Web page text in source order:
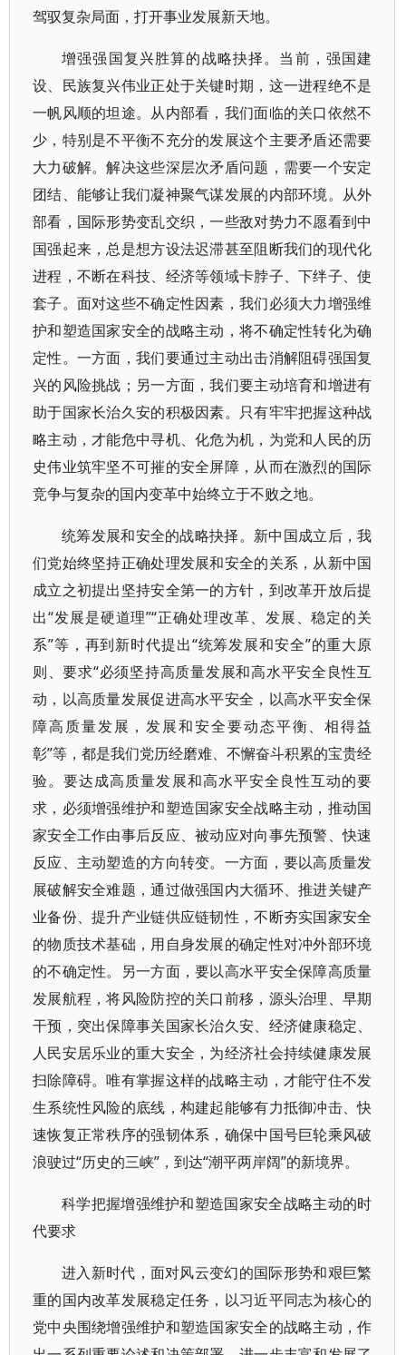
驾驭复杂局面，打开事业发展新天地。
增强强国复兴胜算的战略抉择。当前，强国建
设、民族复兴伟业正处于关键时期，这一进程绝不是
一帆风顺的坦途。从内部看，我们面临的关口依然不
少，特别是不平衡不充分的发展这个主要矛盾还需要
大力破解。解决这些深层次矛盾问题，需要一个安定
团结、能够让我们凝神聚气谋发展的内部环境。从外
部看，国际形势变乱交织，一些敌对势力不愿看到中
国强起来，总是想方设法迟滞甚至阻断我们的现代化
进程，不断在科技、经济等领域卡脖子、下绊子、使
套子。面对这些不确定性因素，我们必须大力增强维
护和塑造国家安全的战略主动，将不确定性转化为确
定性。一方面，我们要通过主动出击消解阻碍强国复
兴的风险挑战；另一方面，我们要主动培育和增进有
助于国家长治久安的积极因素。只有牢牢把握这种战
略主动，才能危中寻机、化危为机，为党和人民的历
史伟业筑牢坚不可摧的安全屏障，从而在激烈的国际
竞争与复杂的国内变革中始终立于不败之地。
统筹发展和安全的战略抉择。新中国成立后，我
们党始终坚持正确处理发展和安全的关系，从新中国
成立之初提出坚持安全第一的方针，到改革开放后提
出“发展是硬道理”“正确处理改革、发展、稳定的关
系”等，再到新时代提出“统筹发展和安全”的重大原
则、要求“必须坚持高质量发展和高水平安全良性互
动，以高质量发展促进高水平安全，以高水平安全保
障高质量发展，发展和安全要动态平衡、相得益
彰”等，都是我们党历经磨难、不懈奋斗积累的宝贵经
验。要达成高质量发展和高水平安全良性互动的要
求，必须增强维护和塑造国家安全战略主动，推动国
家安全工作由事后反应、被动应对向事先预警、快速
反应、主动塑造的方向转变。一方面，要以高质量发
展破解安全难题，通过做强国内大循环、推进关键产
业备份、提升产业链供应链韧性，不断夯实国家安全
的物质技术基础，用自身发展的确定性对冲外部环境
的不确定性。另一方面，要以高水平安全保障高质量
发展航程，将风险防控的关口前移，源头治理、早期
干预，突出保障事关国家长治久安、经济健康稳定、
人民安居乐业的重大安全，为经济社会持续健康发展
扫除障碍。唯有掌握这样的战略主动，才能守住不发
生系统性风险的底线，构建起能够有力抵御冲击、快
速恢复正常秩序的强韧体系，确保中国号巨轮乘风破
浪驶过“历史的三峡”，到达“潮平两岸阔”的新境界。
科学把握增强维护和塑造国家安全战略主动的时
代要求
进入新时代，面对风云变幻的国际形势和艰巨繁
重的国内改革发展稳定任务，以习近平同志为核心的
党中央围绕增强维护和塑造国家安全的战略主动，作